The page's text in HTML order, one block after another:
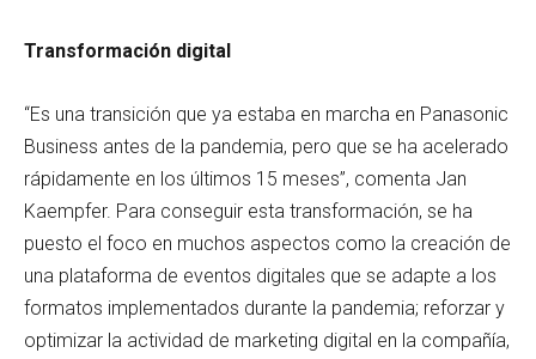
Transformación digital
“Es una transición que ya estaba en marcha en Panasonic
Business antes de la pandemia, pero que se ha acelerado
rápidamente en los últimos 15 meses”, comenta Jan
Kaempfer. Para conseguir esta transformación, se ha
puesto el foco en muchos aspectos como la creación de
una plataforma de eventos digitales que se adapte a los
formatos implementados durante la pandemia; reforzar y
optimizar la actividad de marketing digital en la compañía,